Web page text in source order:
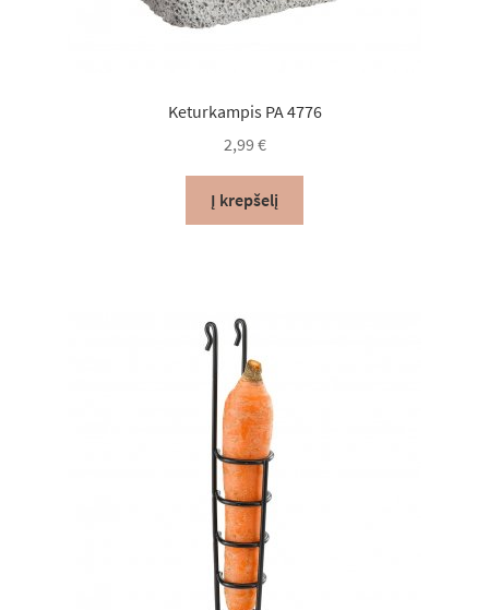
Keturkampis PA 4776
2,99 €
Į krepšelį